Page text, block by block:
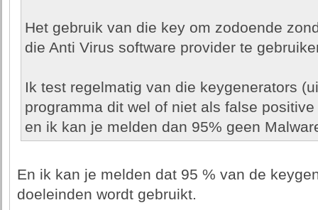
Het gebruik van die key om zodoende
die Anti Virus software provider te
Ik test regelmatig van die keygenerators
programma dit wel of niet als false
en ik kan je melden dan 95% geen
En ik kan je melden dat 95 % van de
doeleinden wordt gebruikt.